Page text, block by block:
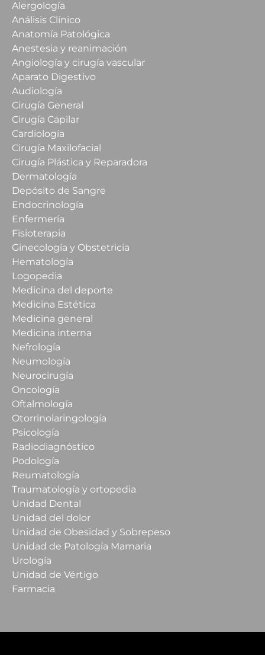
Alergología
Análisis Clínico
Anatomía Patológica
Anestesia y reanimación
Angiología y cirugía vascular
Aparato Digestivo
Audiología
Cirugía General
Cirugía Capilar
Cardiología
Cirugía Maxilofacial
Cirugía Plástica y Reparadora
Dermatología
Depósito de Sangre
Endocrinología
Enfermería
Fisioterapia
Ginecología y Obstetricia
Hematología
Logopedia
Medicina del deporte
Medicina Estética
Medicina general
Medicina interna
Nefrología
Neumología
Neurocirugía
Oncología
Oftalmología
Otorrinolaringología
Psicología
Radiodiagnóstico
Podología
Reumatología
Traumatología y ortopedia
Unidad Dental
Unidad del dolor
Unidad de Obesidad y Sobrepeso
Unidad de Patología Mamaria
Urología
Unidad de Vértigo
Farmacia